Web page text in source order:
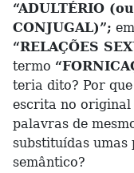
“ADULTÉRIO
CONJUGAL)”;
“RELAÇÕES
termo
teria dito? Por
escrita no original
palavras de
substituídas umas
semântico?